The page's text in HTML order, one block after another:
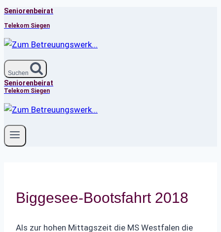
Zum
Inhalt
springen
Seniorenbeirat
Telekom Siegen
Suchen
Seniorenbeirat
Telekom Siegen
Biggesee-Bootsfahrt 2018
Als zur hohen Mittagszeit die MS Westfalen die